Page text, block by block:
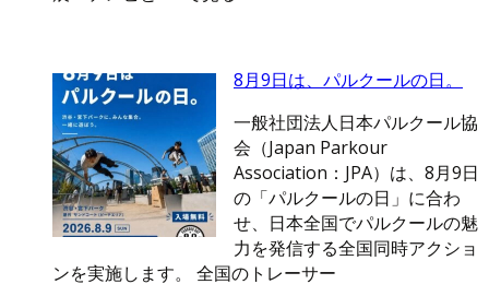
8月9日は、パルクールの日。
一般社団法人日本パルクール協
会（Japan Parkour
Association：JPA）は、8月9日
の「パルクールの日」に合わ
せ、日本全国でパルクールの魅
力を発信する全国同時アクショ
ンを実施します。 全国のトレーサー